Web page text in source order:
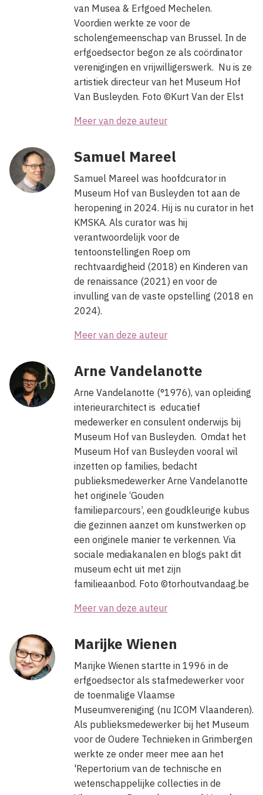
van Musea & Erfgoed Mechelen.
Voordien werkte ze voor de
scholengemeenschap van Brussel. In de
erfgoedsector begon ze als coördinator
verenigingen en vrijwilligerswerk. Nu is ze
artistiek directeur van het Museum Hof
Van Busleyden. Foto ©Kurt Van der Elst
Meer van deze auteur
Samuel Mareel
Samuel Mareel was hoofdcurator in
Museum Hof van Busleyden tot aan de
heropening in 2024. Hij is nu curator in het
KMSKA. Als curator was hij
verantwoordelijk voor de
tentoonstellingen Roep om
rechtvaardigheid (2018) en Kinderen van
de renaissance (2021) en voor de
invulling van de vaste opstelling (2018 en
2024).
Meer van deze auteur
Arne Vandelanotte
Arne Vandelanotte (°1976), van opleiding
interieurarchitect is educatief
medewerker en consulent onderwijs bij
Museum Hof van Busleyden. Omdat het
Museum Hof van Busleyden vooral wil
inzetten op families, bedacht
publieksmedewerker Arne Vandelanotte
het originele ‘Gouden
familieparcours’, een goudkleurige kubus
die gezinnen aanzet om kunstwerken op
een originele manier te verkennen. Via
sociale mediakanalen en blogs pakt dit
museum echt uit met zijn
familieaanbod. Foto ©torhoutvandaag.be
Meer van deze auteur
Marijke Wienen
Marijke Wienen startte in 1996 in de
erfgoedsector als stafmedewerker voor
de toenmalige Vlaamse
Museumvereniging (nu ICOM Vlaanderen).
Als publieksmedewerker bij het Museum
voor de Oudere Technieken in Grimbergen
werkte ze onder meer mee aan het
'Repertorium van de technische en
wetenschappelijke collecties in de